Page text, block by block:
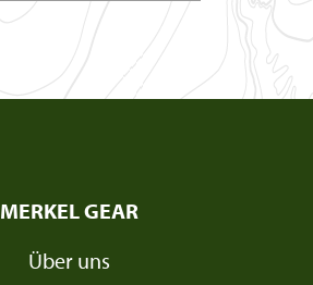
MERKEL GEAR
Über uns